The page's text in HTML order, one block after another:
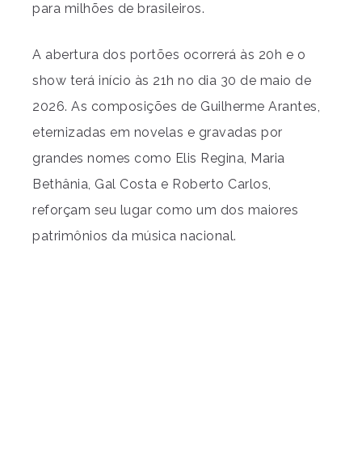
para milhões de brasileiros.
A abertura dos portões ocorrerá às 20h e o
show terá início às 21h no dia 30 de maio de
2026. As composições de Guilherme Arantes,
eternizadas em novelas e gravadas por
grandes nomes como Elis Regina, Maria
Bethânia, Gal Costa e Roberto Carlos,
reforçam seu lugar como um dos maiores
patrimônios da música nacional.